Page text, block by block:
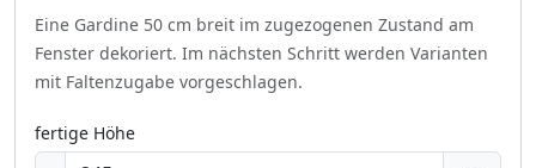
Eine Gardine 50 cm breit im zugezogenen Zustand am
Fenster dekoriert. Im nächsten Schritt werden Varianten
mit Faltenzugabe vorgeschlagen.
fertige Höhe